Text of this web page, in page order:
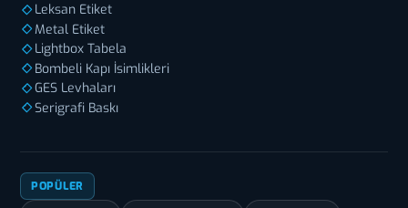
Leksan Etiket
Metal Etiket
Lightbox Tabela
Bombeli Kapı İsimlikleri
GES Levhaları
Serigrafi Baskı
POPÜLER